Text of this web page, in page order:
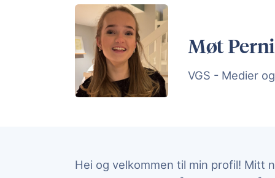
Målrettet hjelp for elever på VG1,
Møt
VGS - Medier
Hei og velkommen til min profil! Mitt